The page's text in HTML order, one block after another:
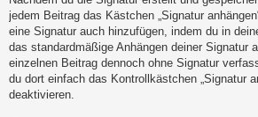
jedem Beitrag das Kästchen „Signatur
eine Signatur auch hinzufügen, indem du in
das standardmäßige Anhängen deiner Signatur
einzelnen Beitrag dennoch ohne Signatur
du dort einfach das Kontrollkästchen „Signatur
deaktivieren.